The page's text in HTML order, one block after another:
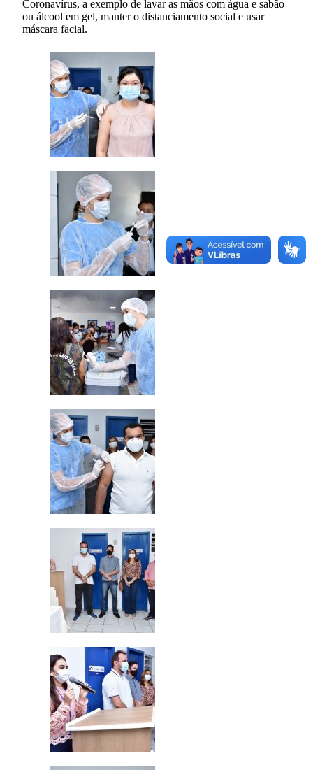
Coronavírus, a exemplo de lavar as mãos com água e sabão
ou álcool em gel, manter o distanciamento social e usar
máscara facial.